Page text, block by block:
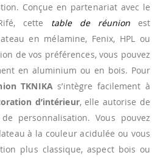
Conçue en partenariat avec le
cette table de réunion est
en mélamine, Fenix, HPL ou
de vos préférences, vous pouvez
en aluminium ou en bois. Pour
TKNIKAs’intègre facilement à
d’intérieur, elle autorise de
personnalisation. Vous pouvez
à la couleur acidulée ou vous
plus classique, aspect bois ou